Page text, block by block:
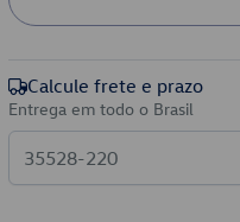
Calcule frete e prazo
Entrega em todo o Brasil